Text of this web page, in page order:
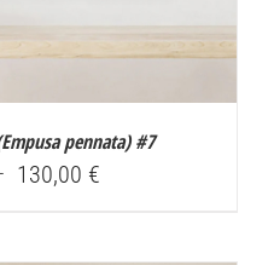
Empusa pennata) #7
130,00 €Plage